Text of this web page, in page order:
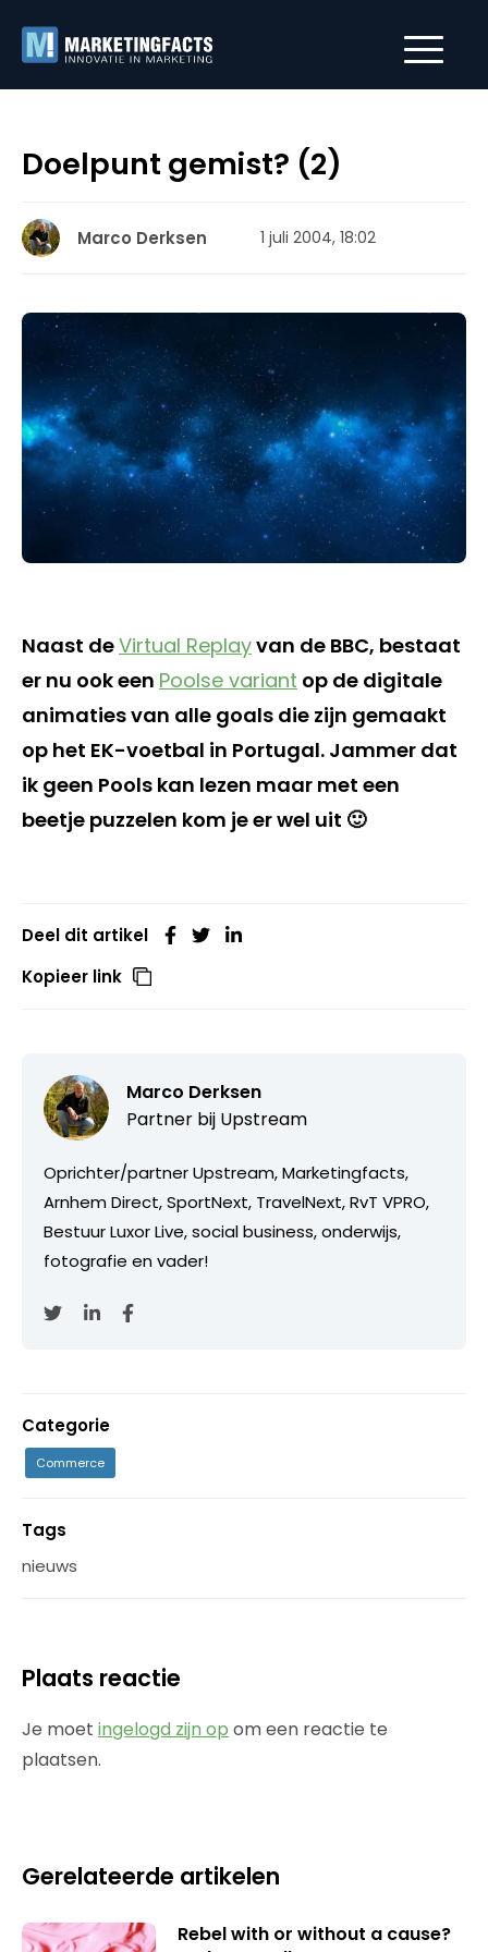
Doelpunt gemist? (2)
Marco Derksen 1 juli 2004, 18:02
Naast deVirtual Replayvan de BBC, bestaat
er nu ook een Poolse variant op de digitale
animaties van alle goals die zijn gemaakt
op het EK-voetbal in Portugal. Jammer dat
ik geen Pools kan lezen maar met een
beetje puzzelen kom je er wel uit 🙂
Deel dit artikel
Kopieer link
Marco Derksen
Partner bij Upstream
Oprichter/partner Upstream, Marketingfacts,
Arnhem Direct, SportNext, TravelNext, RvT VPRO,
Bestuur Luxor Live, social business, onderwijs,
fotografie en vader!
Categorie
Commerce
Tags
nieuws
Plaats reactie
Je moet ingelogd zijn op om een reactie te
plaatsen.
Gerelateerde artikelen
Rebel with or without a cause?